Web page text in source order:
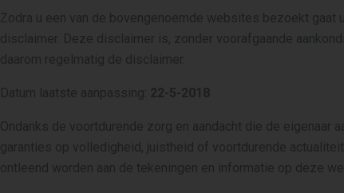
Zodra u een van de bovengenoemde websites bezoekt gaat
disclaimer. Deze disclaimer is, zonder voorafgaande
daarom regelmatig de disclaimer.
Datum laatste aanpassing: 22-5-2018
Ondanks de voortdurende zorg en aandacht die de eigenaar
garanties op volledigheid, juistheid of voortdurende
ontleend worden aan de tekeningen en informatie op deze